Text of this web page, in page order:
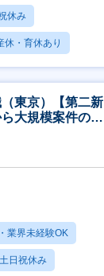
休み
休・育休あり
東京）【第二新
大規模案件のマ
できる／研修充
業界未経験OK
土日祝休み